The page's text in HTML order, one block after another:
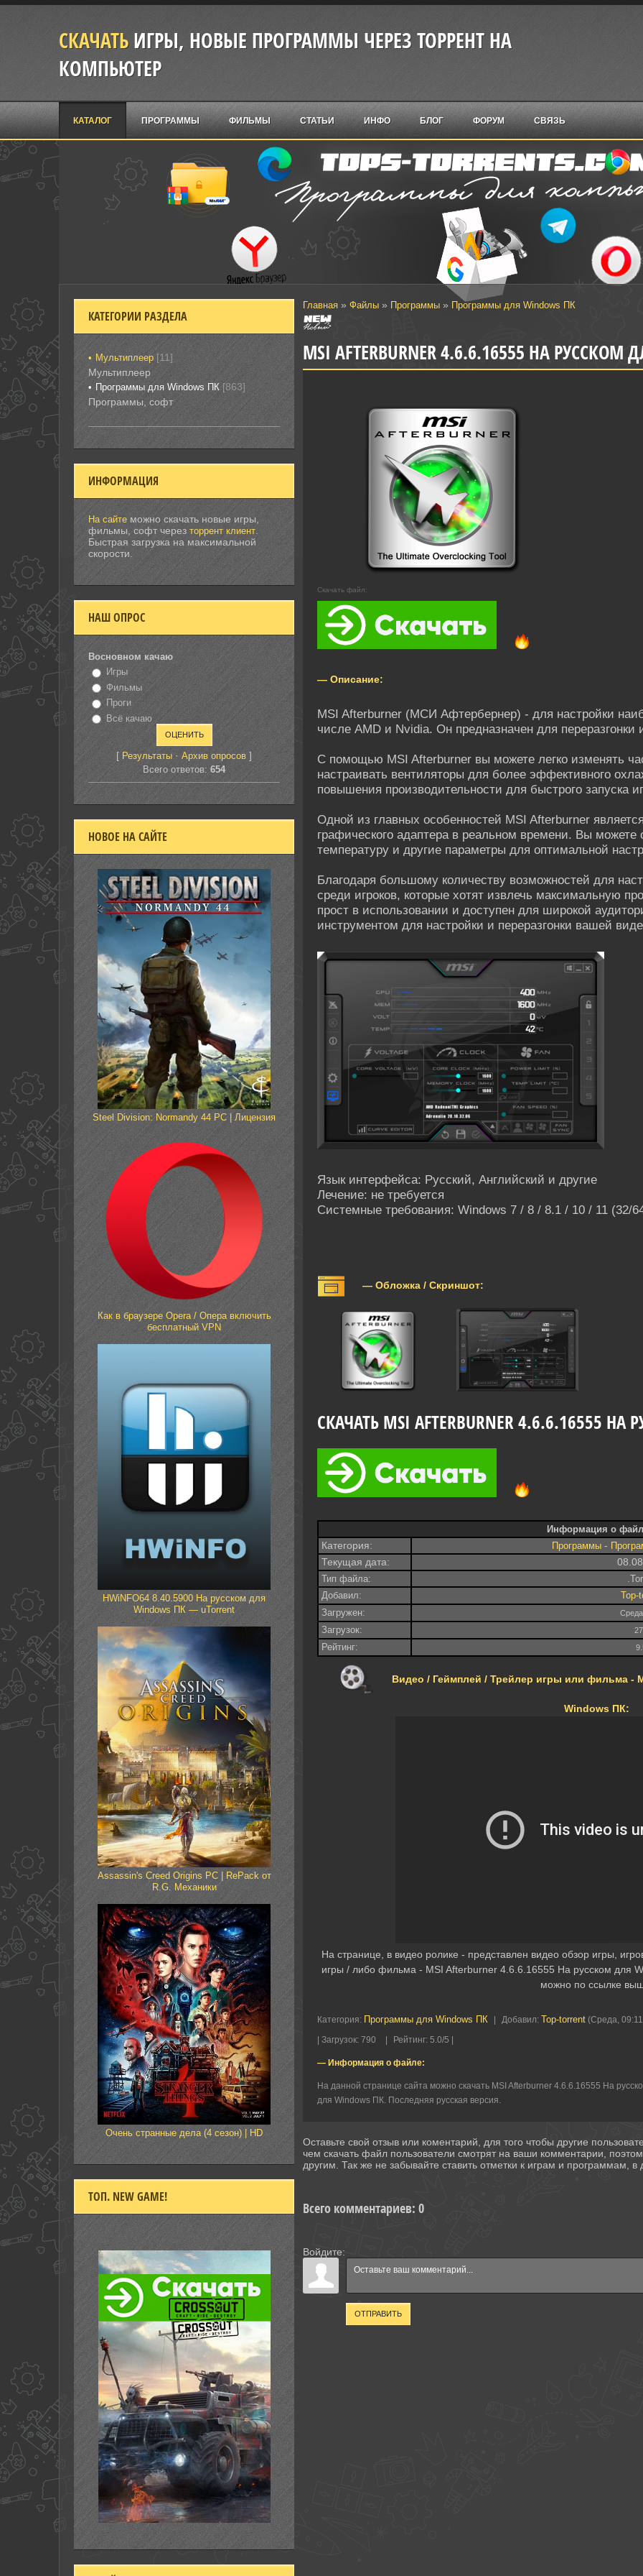
СКАЧАТЬИГРЫ, НОВЫЕ ПРОГРАММЫ ЧЕРЕЗ ТОРРЕНТ НА
КОМПЬЮТЕР
КАТАЛОГ ПРОГРАММЫ ФИЛЬМЫ СТАТЬИ ИНФО БЛОГ ФОРУМ СВЯЗЬ
Главная» Файлы» Программы» Программы для Windows ПК
MSI AFTERBURNER 4.6.6.16555 НА РУССКОМ
Скачать файл:
— Описание:
MSI Afterburner (МСИ Афтербернер) - для настройки
числе AMD и Nvidia. Он предназначен для
С помощью MSI Afterburner вы можете легко изменять
настраивать вентиляторы для более эффективного
повышения производительности для быстрого запуска
Одной из главных особенностей MSI Afterburner
графического адаптера в реальном времени. Вы можете
температуру и другие параметры для оптимальной
Благодаря большому количеству возможностей для
среди игроков, которые хотят извлечь максимальную
прост в использовании и доступен для широкой
инструментом для настройки и переразгонки вашей
Язык интерфейса: Русский, Английский и другие
Лечение: не требуется
Системные требования: Windows 7 / 8 / 8.1 / 10 / 11 (32/
— Обложка / Скриншот:
СКАЧАТЬ MSI AFTERBURNER 4.6.6.16555
Информация о
Категория: Программы-
Текущая дата:
Тип файла:
Добавил:
Top-
Загружен:
Загрузок:
Рейтинг:
Видео / Геймплей / Трейлер игры или фильма -
Windows ПК:
На странице, в видео ролике - представлен видео обзор игры,
игры / либо фильма - MSI Afterburner 4.6.6.16555 На русском для
можно по ссылке
Категория: Программы для Windows ПК Добавил: Top-torrent(Среда,
Загрузок: 790 Рейтинг: 5.0/5 |
— Информация о файле:
На данной странице сайта можно скачать MSI Afterburner 4.6.6.16555 На
для Windows ПК. Последняя русская версия.
Оставьте свой отзыв или коментарий, для того чтобы другие
чем скачать файл пользователи смотрят на ваши комментарии,
другим. Так же не забывайте ставить отметки к играм и программам,
Всего комментариев: 0
Войдите:
ОТПРАВИТЬ
КАТЕГОРИИ РАЗДЕЛА
Мультиплеер [11]
Мультиплеер
Программы для Windows ПК [863]
Программы, софт
ИНФОРМАЦИЯ
На сайте можно скачать новые игры,
фильмы, софт через торрент клиент
Быстрая загрузка на максимальной
скорости.
НАШ ОПРОС
Восновном качаю
Игры
Фильмы
Проги
Всё качаю
[ Результаты·Архив опросов ]
Всего ответов:654
НОВОЕ НА САЙТЕ
Steel Division: Normandy 44 PC | Лицензия
Как в браузере Opera / Опера включить
бесплатный VPN
HWiNFO64 8.40.5900 На русском для
Windows ПК — uTorrent
Assassin's Creed Origins PC | RePack от
R.G. Механики
Очень странные дела (4 сезон) | HD
ТОП. NEW GAME!